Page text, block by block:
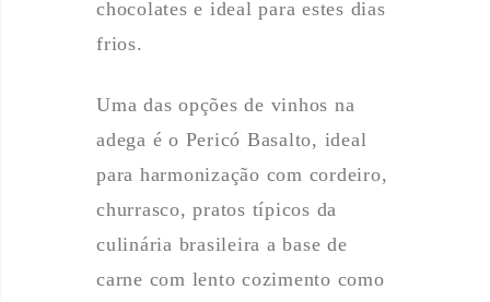
chocolates e ideal para estes dias
frios.
Uma das opções de vinhos na
adega é o Pericó Basalto, ideal
para harmonização com cordeiro,
churrasco, pratos típicos da
culinária brasileira a base de
carne com lento cozimento como